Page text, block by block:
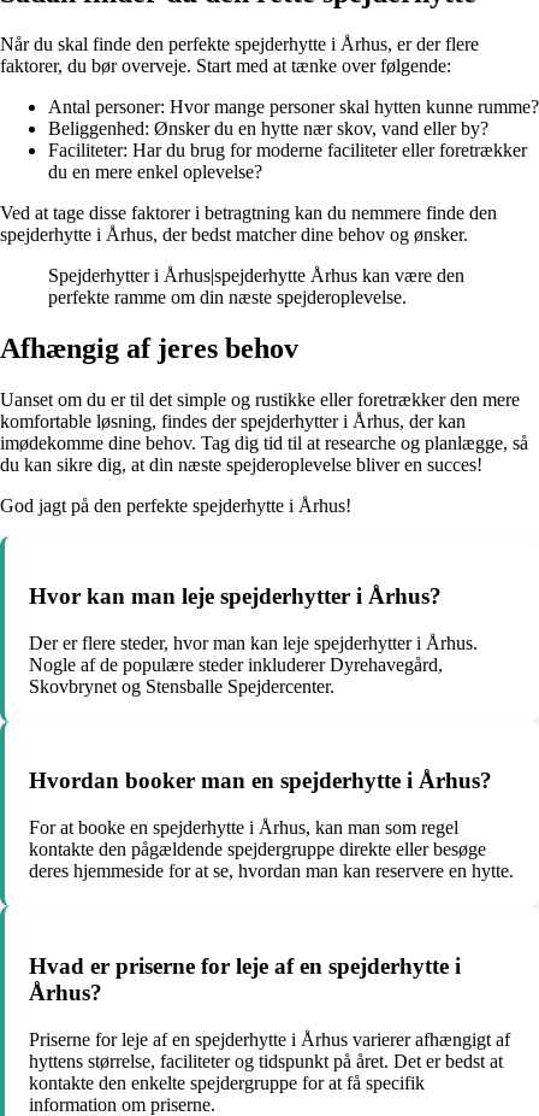
Når du skal finde den perfekte spejderhytte i Århus, er der flere
faktorer, du bør overveje. Start med at tænke over følgende:
Antal personer: Hvor mange personer skal hytten kunne rumme?
Beliggenhed: Ønsker du en hytte nær skov, vand eller by?
Faciliteter: Har du brug for moderne faciliteter eller foretrækker
du en mere enkel oplevelse?
Ved at tage disse faktorer i betragtning kan du nemmere finde den
spejderhytte i Århus, der bedst matcher dine behov og ønsker.
Spejderhytter i Århus|spejderhytte Århus kan være den
perfekte ramme om din næste spejderoplevelse.
Afhængig af jeres behov
Uanset om du er til det simple og rustikke eller foretrækker den mere
komfortable løsning, findes der spejderhytter i Århus, der kan
imødekomme dine behov. Tag dig tid til at researche og planlægge, så
du kan sikre dig, at din næste spejderoplevelse bliver en succes!
God jagt på den perfekte spejderhytte i Århus!
Hvor kan man leje spejderhytter i Århus?
Der er flere steder, hvor man kan leje spejderhytter i Århus.
Nogle af de populære steder inkluderer Dyrehavegård,
Skovbrynet og Stensballe Spejdercenter.
Hvordan booker man en spejderhytte i Århus?
For at booke en spejderhytte i Århus, kan man som regel
kontakte den pågældende spejdergruppe direkte eller besøge
deres hjemmeside for at se, hvordan man kan reservere en hytte.
Hvad er priserne for leje af en spejderhytte i
Århus?
Priserne for leje af en spejderhytte i Århus varierer afhængigt af
hyttens størrelse, faciliteter og tidspunkt på året. Det er bedst at
kontakte den enkelte spejdergruppe for at få specifik
information om priserne.